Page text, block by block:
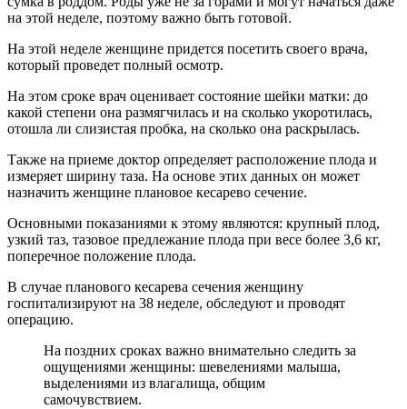
на этой неделе, поэтому важно быть готовой.
На этой неделе женщине придется посетить своего врача,
который проведет полный осмотр.
На этом сроке врач оценивает состояние шейки матки: до
какой степени она размягчилась и на сколько укоротилась,
отошла ли слизистая пробка, на сколько она раскрылась.
Также на приеме доктор определяет расположение плода и
измеряет ширину таза. На основе этих данных он может
назначить женщине плановое кесарево сечение.
Основными показаниями к этому являются: крупный плод,
узкий таз, тазовое предлежание плода при весе более 3,6 кг,
поперечное положение плода.
В случае планового кесарева сечения женщину
госпитализируют на 38 неделе, обследуют и проводят
операцию.
На поздних сроках важно внимательно следить за
ощущениями женщины: шевелениями малыша,
выделениями из влагалища, общим
самочувствием.